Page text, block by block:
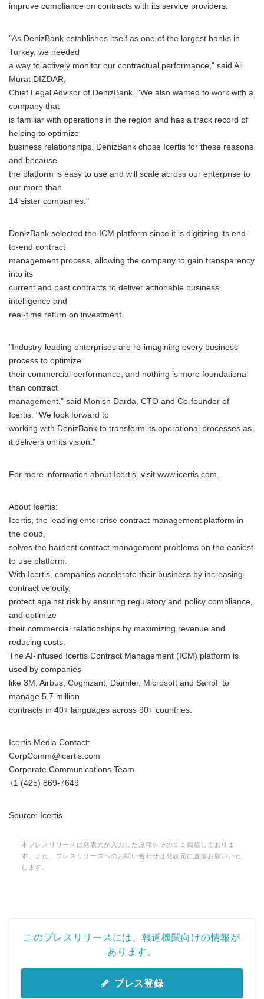
improve compliance on contracts with its service providers.
"As DenizBank establishes itself as one of the largest banks in
Turkey, we needed
a way to actively monitor our contractual performance," said Ali
Murat DIZDAR,
Chief Legal Advisor of DenizBank. "We also wanted to work with a
company that
is familiar with operations in the region and has a track record of
helping to optimize
business relationships. DenizBank chose Icertis for these reasons
and because
the platform is easy to use and will scale across our enterprise to
our more than
14 sister companies."
DenizBank selected the ICM platform since it is digitizing its end-
to-end contract
management process, allowing the company to gain transparency
into its
current and past contracts to deliver actionable business
intelligence and
real-time return on investment.
"Industry-leading enterprises are re-imagining every business
process to optimize
their commercial performance, and nothing is more foundational
than contract
management," said Monish Darda, CTO and Co-founder of
Icertis. "We look forward to
working with DenizBank to transform its operational processes as
it delivers on its vision."
For more information about Icertis, visit www.icertis.com.
About Icertis:
Icertis, the leading enterprise contract management platform in
the cloud,
solves the hardest contract management problems on the easiest
to use platform.
With Icertis, companies accelerate their business by increasing
contract velocity,
protect against risk by ensuring regulatory and policy compliance,
and optimize
their commercial relationships by maximizing revenue and
reducing costs.
The AI-infused Icertis Contract Management (ICM) platform is
used by companies
like 3M, Airbus, Cognizant, Daimler, Microsoft and Sanofi to
manage 5.7 million
contracts in 40+ languages across 90+ countries.
Icertis Media Contact:
CorpComm@icertis.com
Corporate Communications Team
+1 (425) 869-7649
Source: Icertis
本プレスリリースは発表元が入力した原稿をそのまま掲載しておりま
す。また、プレスリリースへのお問い合わせは発表元に直接お願いいた
します。
このプレスリリースには、報道機関向けの情報が
あります。
プレス登録